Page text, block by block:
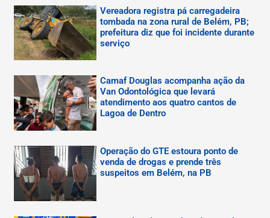
Vereadora registra pá carregadeira
tombada na zona rural de Belém, PB;
prefeitura diz que foi incidente durante
serviço
Camaf Douglas acompanha ação da
Van Odontológica que levará
atendimento aos quatro cantos de
Lagoa de Dentro
Operação do GTE estoura ponto de
venda de drogas e prende três
suspeitos em Belém, na PB